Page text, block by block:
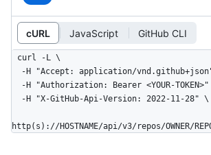
cURL JavaScript GitHub CLI
curl -L \
http(s)://HOSTNAME/api/v3/repos/OWNER/